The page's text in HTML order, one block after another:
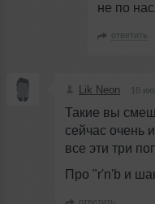
не по
ответить
Lik Neon 18
Такие вы
сейчас очень
все эти три
Про "r'n'b и
ответить